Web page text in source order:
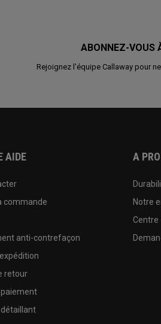
ABONNEZ-VOUS
Rejoignez l'équipe Callaway pour
AIDE
commande
anti-contrefaçon
retour
A
Notre
Centre